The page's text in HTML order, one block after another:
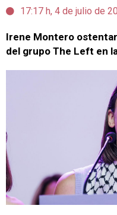
17:17 h, 4 de julio de
Irene Montero
del grupo The Left en